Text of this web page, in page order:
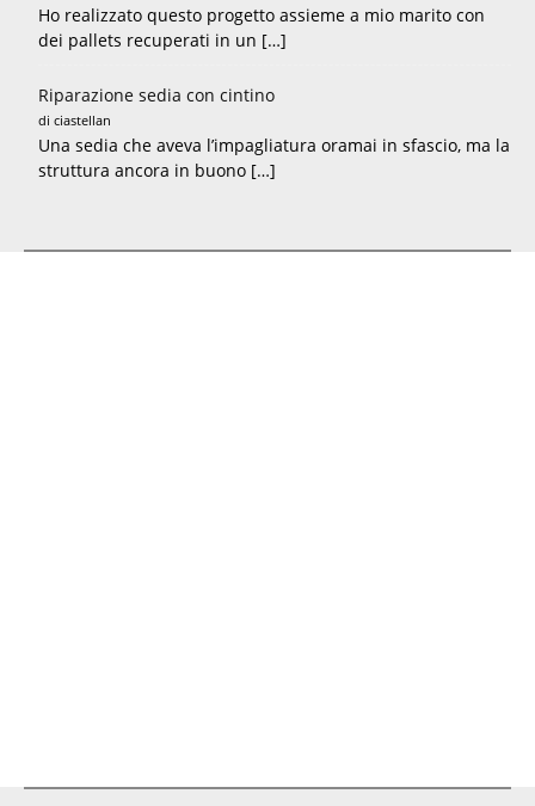
Ho realizzato questo progetto assieme a mio marito con
dei pallets recuperati in un […]
Riparazione sedia con cintino
di ciastellan
Una sedia che aveva l’impagliatura oramai in sfascio, ma la
struttura ancora in buono […]